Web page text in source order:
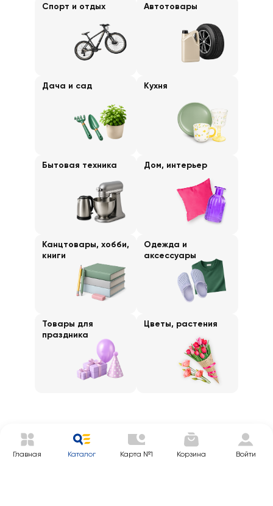
Спорт и отдых Автотовары
Дача и сад Кухня
Бытовая техника Дом, интерьер
Канцтовары, хобби,
книги
Одежда и
аксессуары
Товары для
праздника
Цветы, растения
Главная Каталог Карта №1 Корзина Войти